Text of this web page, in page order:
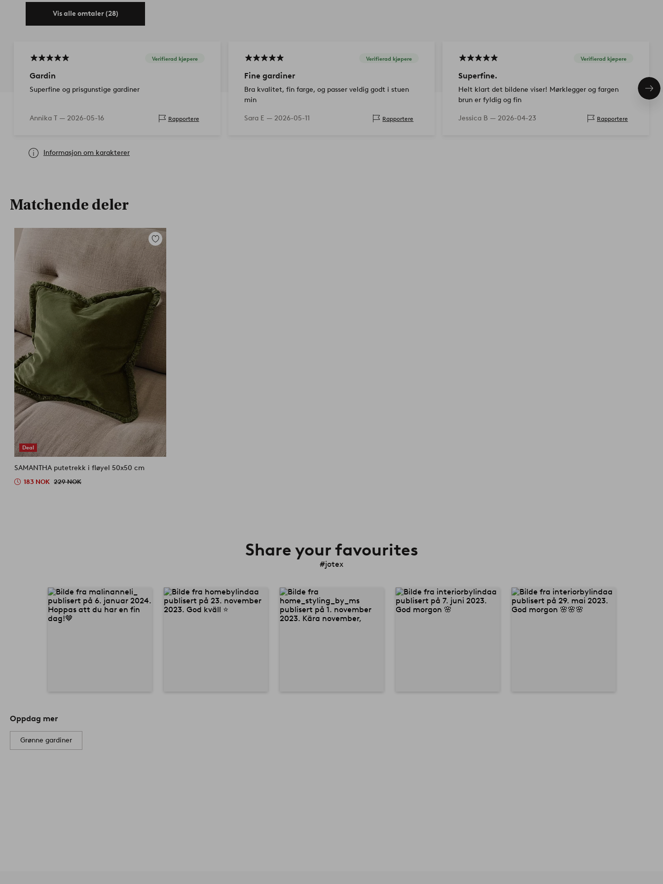
Vis alle omtaler (28)
Verifierad kjøpere
Gardin
Superfine og prisgunstige gardiner
Annika T — 2026-05-16 Rapportere
Verifierad kjøpere
Fine gardiner
Bra kvalitet, fin farge, og passer veldig godt i stuen
min
Sara E — 2026-05-11 Rapportere
Verifierad kjøpere
Superfine.
Helt klart det bildene viser! Mørklegger og fargen
brun er fyldig og fin
Jessica B — 2026-04-23 Rapportere
Informasjon om karakterer
Matchende deler
Deal
Legg
til
favoritter
SAMANTHA putetrekk i fløyel 50x50 cm
183 NOK 229 NOK
Share your favourites
#jotex
Oppdag mer
Grønne gardiner